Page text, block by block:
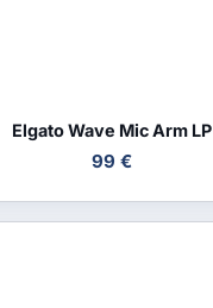
Elgato Wave Mic Arm LP
99 €